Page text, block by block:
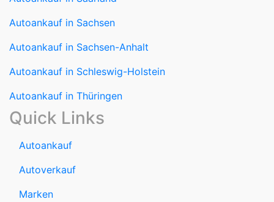
Autoankauf in Sachsen-Anhalt
Autoankauf in Schleswig-Holstein
Autoankauf in Thüringen
Quick Links
Autoankauf
Autoverkauf
Marken
Auto verkaufen